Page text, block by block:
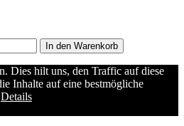
In den Warenkorb
Dies hilt uns, den Traffic auf diese
Inhalte auf eine bestmögliche
Details